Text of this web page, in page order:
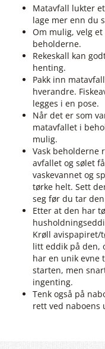
Matavfall lukter
lage mer enn du
Om mulig, velg
beholderne.
Rekeskall kan
henting.
Pakk inn
hverandre.
legges i en pose.
Når det er som
matavfallet i
mulig.
Vask beholderne
avfallet og sølet
vaskevannet og
tørke helt. Sett
seg før du tar
Etter at den har
Krøll avispapiret/
litt eddik på den,
har en unik evne
starten, men
ingenting.
Tenk også på
rett ved naboens